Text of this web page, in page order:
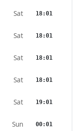
Sat 18:01
Sat 18:01
Sat 18:01
Sat 18:01
Sat 19:01
Sun 00:01